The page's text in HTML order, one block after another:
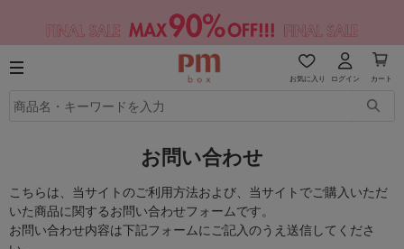
お気に入り ログイン カート
お問い合わせ
こちらは、当サイトのご利用方法および、当サイトでご購入いただ
いた商品に関するお問い合わせフォームです。
お問い合わせ内容は下記フォームにご記入のうえ送信してくださ